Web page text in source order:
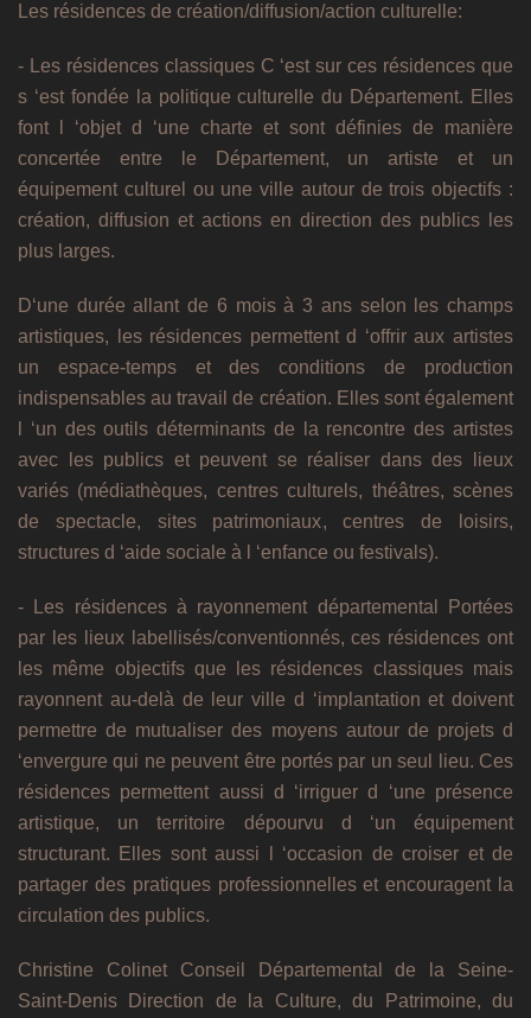
Les résidences de création/diffusion/action culturelle:
- Les résidences classiques C ‘est sur ces résidences que
s ‘est fondée la politique culturelle du Département. Elles
font l ‘objet d ‘une charte et sont définies de manière
concertée entre le Département, un artiste et un
équipement culturel ou une ville autour de trois objectifs :
création, diffusion et actions en direction des publics les
plus larges.
D‘une durée allant de 6 mois à 3 ans selon les champs
artistiques, les résidences permettent d ‘offrir aux artistes
un espace-temps et des conditions de production
indispensables au travail de création. Elles sont également
l ‘un des outils déterminants de la rencontre des artistes
avec les publics et peuvent se réaliser dans des lieux
variés (médiathèques, centres culturels, théâtres, scènes
de spectacle, sites patrimoniaux, centres de loisirs,
structures d ‘aide sociale à l ‘enfance ou festivals).
- Les résidences à rayonnement départemental Portées
par les lieux labellisés/conventionnés, ces résidences ont
les même objectifs que les résidences classiques mais
rayonnent au-delà de leur ville d ‘implantation et doivent
permettre de mutualiser des moyens autour de projets d
‘envergure qui ne peuvent être portés par un seul lieu. Ces
résidences permettent aussi d ‘irriguer d ‘une présence
artistique, un territoire dépourvu d ‘un équipement
structurant. Elles sont aussi l ‘occasion de croiser et de
partager des pratiques professionnelles et encouragent la
circulation des publics.
Christine Colinet Conseil Départemental de la Seine-
Saint-Denis Direction de la Culture, du Patrimoine, du